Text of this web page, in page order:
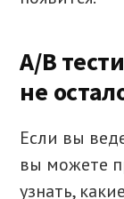
A/B
не
Если вы
вы можете
узнать,